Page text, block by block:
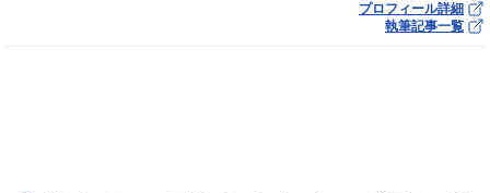
プロフィール詳細
執筆記事一覧